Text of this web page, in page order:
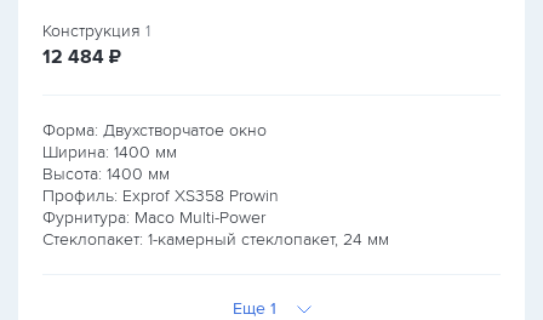
Конструкция 1
12 484 руб.
₽
Форма: Двухстворчатое окно
Ширина: 1400 мм
Высота: 1400 мм
Профиль: Exprof XS358 Prowin
Фурнитура: Maco Multi-Power
Стеклопакет: 1-камерный стеклопакет, 24 мм
Еще 1